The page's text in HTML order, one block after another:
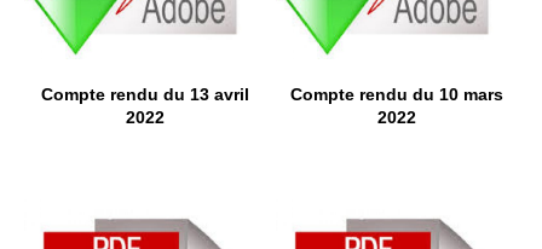
Compte rendu du 13 avril
2022
Compte rendu du 10 mars
2022